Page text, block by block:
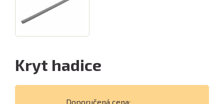
Kryt hadice
Doporučená cena: